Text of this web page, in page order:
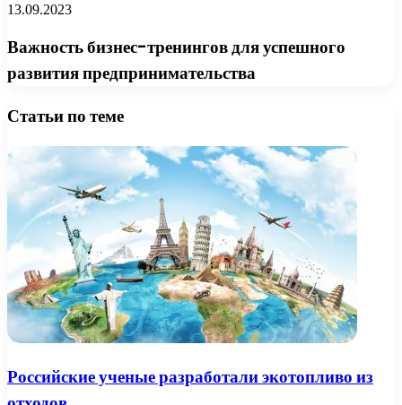
13.09.2023
Важность бизнес-тренингов для успешного
развития предпринимательства
Статьи по теме
Российские ученые разработали экотопливо из